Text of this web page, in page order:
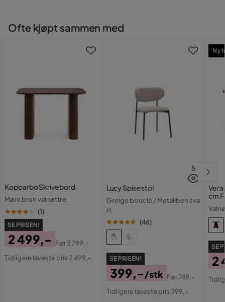
Rundad toppskiva med
Serie
Ofte kjøpt sammen med
Kopparbo Skrivebord
Mørk brun valnøttre
(1)
SE PRISEN!
Pris
2 499,-
Original
Før3 799,-
Tidligere laveste pris 2 499,-
5
Lucy Spisestol
Greige bouclé / Metallben sva
rt
(46)
SE PRISEN!
Pris
399,-/stk
Original
Før749,-
Tidligere laveste pris 399,-
cm
SE
2